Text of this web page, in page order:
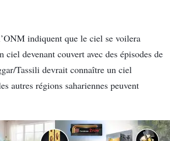
indiquent que le ciel se voilera
devenant couvert avec des épisodes de
Tassili devrait connaître un ciel
autres régions sahariennes peuvent